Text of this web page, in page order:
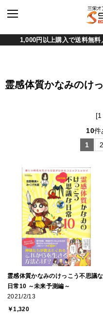
1,000円以上購入で送料無
霊感体質かなみのけ
10件
1
2
霊感体質かなみのけっこう不思議な
日常10 ～未来予測編～
2021/2/13
￥1,320